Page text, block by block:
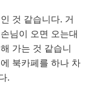
것 같습니다. 거
님이 오면 오는대
가는 것 같습니
북카페를 하나 차
.